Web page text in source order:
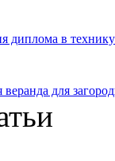
диплома в
для